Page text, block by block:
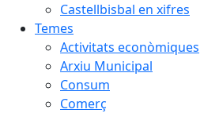
Castellbisbal en xifres
Temes
Activitats econòmiques
Arxiu Municipal
Consum
Comerç